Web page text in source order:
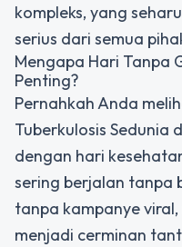
kompleks, yang
serius dari semua
Mengapa Hari Tanpa
Penting?
Pernahkah Anda
Tuberkulosis Sedunia
dengan hari
sering berjalan tanpa
tanpa kampanye
menjadi cerminan